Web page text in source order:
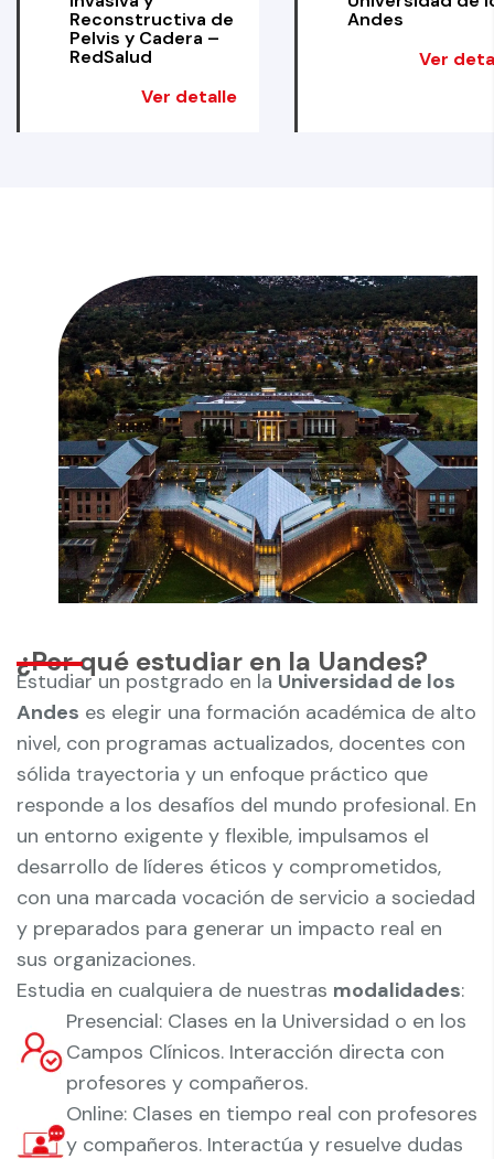
Reconstructiva de
Pelvis y Cadera –
RedSalud
Ver detalle
Andes
Ver
¿Por qué estudiar en la Uandes?
Estudiar un postgrado en la Universidad de los
Andes es elegir una formación académica de alto
nivel, con programas actualizados, docentes con
sólida trayectoria y un enfoque práctico que
responde a los desafíos del mundo profesional. En
un entorno exigente y flexible, impulsamos el
desarrollo de líderes éticos y comprometidos,
con una marcada vocación de servicio a sociedad
y preparados para generar un impacto real en
sus organizaciones.
Estudia en cualquiera de nuestras modalidades:
Presencial: Clases en la Universidad o en los
Campos Clínicos. Interacción directa con
profesores y compañeros.
Online: Clases en tiempo real con profesores
y compañeros. Interactúa y resuelve dudas